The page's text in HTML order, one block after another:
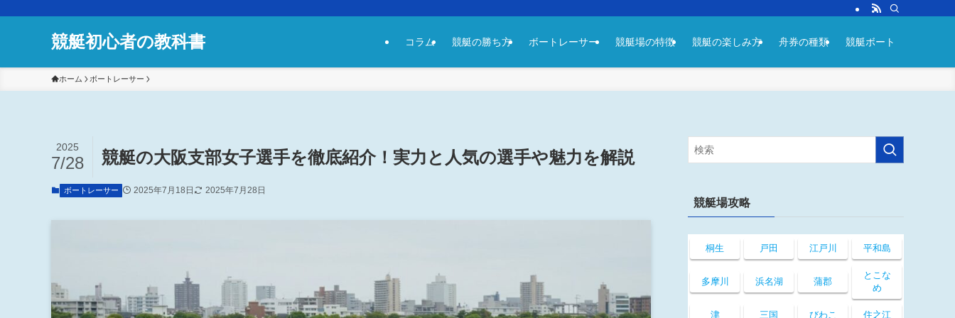
競艇初心者の教科書 コラム 競艇の勝ち方 ボートレーサー 競艇場の特徴 競艇の楽しみ方 舟券の種類 競艇ボート
ホーム ボートレーサー
競艇の大阪支部女子選手を徹底紹介！実力と人気の選手や魅力を解説
2025
7/28
ボートレーサー 2025年7月18日 2025年7月28日
競艇場攻略
桐生 戸田 江戸川 平和島
多摩川 浜名湖 蒲郡
とこな
め
津 三国 びわこ 住之江